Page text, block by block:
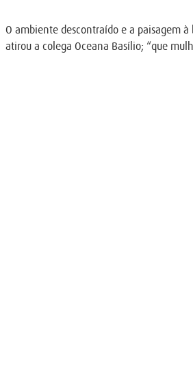
O ambiente descontraído e a paisagem
atirou a colega Oceana Basílio; “que